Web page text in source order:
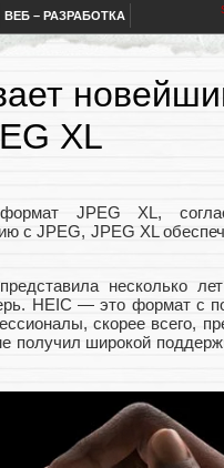
ВЕБ – РАЗРАБОТКА
XL
JPEG XL,
с JPEG, JPEG XL
несколько
HEIC — это формат с
скорее всего,
получил широкой